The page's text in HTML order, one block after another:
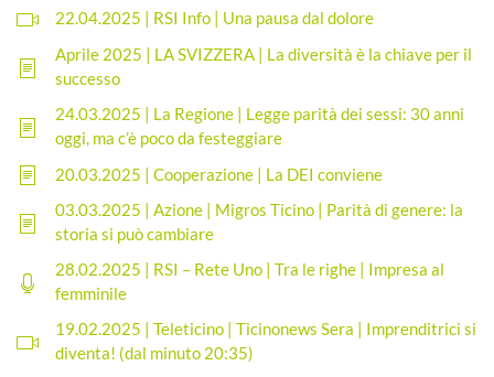
22.04.2025 | RSI Info | Una pausa dal dolore
Aprile 2025 | LA SVIZZERA | La diversità è la chiave per il
successo
24.03.2025 | La Regione | Legge parità dei sessi: 30 anni
oggi, ma c’è poco da festeggiare
20.03.2025 | Cooperazione | La DEI conviene
03.03.2025 | Azione | Migros Ticino | Parità di genere: la
storia si può cambiare
28.02.2025 | RSI – Rete Uno | Tra le righe | Impresa al
femminile
19.02.2025 | Teleticino | Ticinonews Sera | Imprenditrici si
diventa! (dal minuto 20:35)